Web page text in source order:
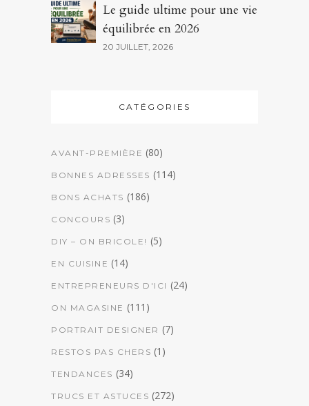
Le guide ultime pour une vie
équilibrée en 2026
20 JUILLET, 2026
CATÉGORIES
AVANT-PREMIÈRE (80)
BONNES ADRESSES (114)
BONS ACHATS (186)
CONCOURS (3)
DIY – ON BRICOLE! (5)
EN CUISINE (14)
ENTREPRENEURS D'ICI (24)
ON MAGASINE (111)
PORTRAIT DESIGNER (7)
RESTOS PAS CHERS (1)
TENDANCES (34)
TRUCS ET ASTUCES (272)